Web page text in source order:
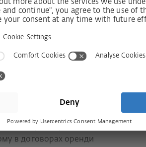
провітрювання через
від температури
Але організувати це не
в договорах оренди